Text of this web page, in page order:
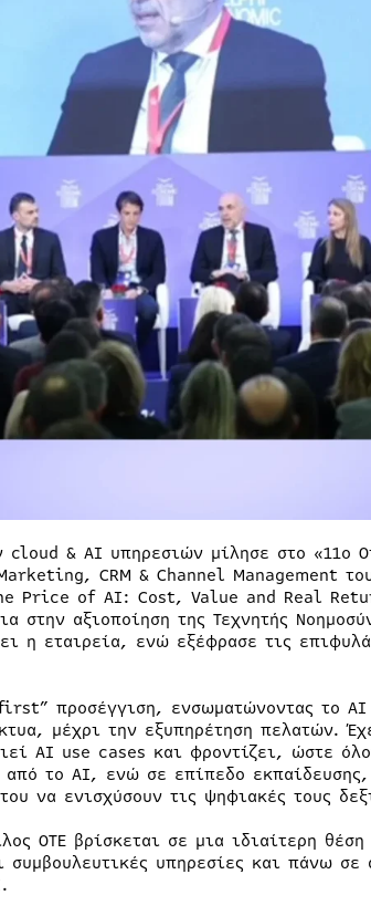
& AI υπηρεσιών μίλησε στο «11ο
CRM & Channel Management
Price of AI: Cost, Value and Real
στην αξιοποίηση της Τεχνητής
η εταιρεία, ενώ εξέφρασε τις
προσέγγιση, ενσωματώνοντας το ΑΙ
μέχρι την εξυπηρέτηση πελατών.
AI use cases και φροντίζει, ώστε
το ΑΙ, ενώ σε επίπεδο
να ενισχύσουν τις ψηφιακές τους
ΟΤΕ βρίσκεται σε μια ιδιαίτερη
υπηρεσίες και πάνω σε